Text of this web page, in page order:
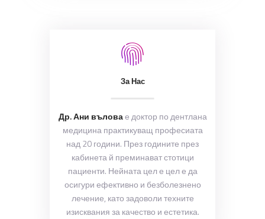
За Нас
Др. Ани въловае доктор по дентлана
медицина практикуващ професиата
над 20 години. През годините през
кабинета й преминават стотици
пациенти. Нейната цел е цел е да
осигури ефективно и безболезнено
лечение, като задоволи техните
изисквания за качество и естетика.